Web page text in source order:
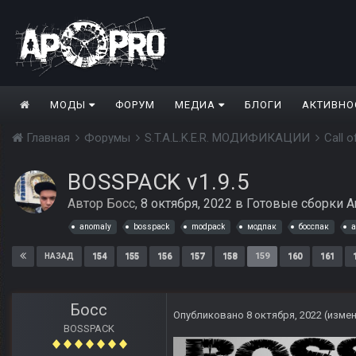
МОДЫ ФОРУМ МЕДИА БЛОГИ
Главная Форумы S.T.A.L.K.E.R. МОДИФИКАЦИИ Call
BOSSPACK v1.9.5
Автор Босс, 8 октября, 2022 в Готовые сборки
anomaly bosspack modpack модпак босспак
НАЗАД 154 155 156 157 158 159 160 161
Босс
BOSSPACK
Опубликовано 8 октября, 2022